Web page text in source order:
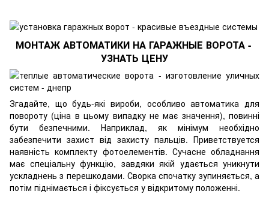
МОНТАЖ АВТОМАТИКИ НА ГАРАЖНЫЕ ВОРОТА -
УЗНАТЬ ЦЕНУ
Згадайте, що будь-які вироби, особливо автоматика для
повороту (ціна в цьому випадку не має значення), повинні
бути безпечними. Наприклад, як мінімум необхідно
забезпечити захист від захисту пальців. Приветствуется
наявність комплекту фотоелементів. Сучасне обладнання
має спеціальну функцію, завдяки якій удається уникнути
ускладнень з перешкодами. Сворка спочатку зупиняється, а
потім піднімається і фіксується у відкритому положенні.